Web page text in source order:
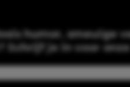
humor, smeuïge
Schrijf je in voor
Email